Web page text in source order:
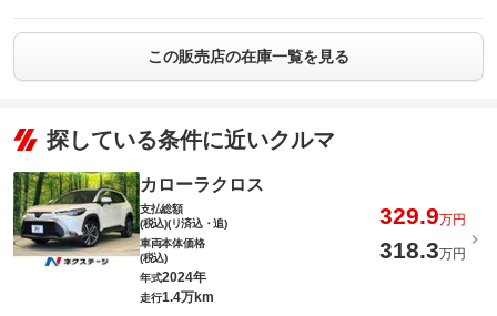
この販売店の在庫一覧を見る
探している条件に近いクルマ
カローラクロス
支払総額
(税込)(リ済込・追)
329.9万円
車両本体価格
(税込)
318.3万円
年式2024年
走行1.4万km